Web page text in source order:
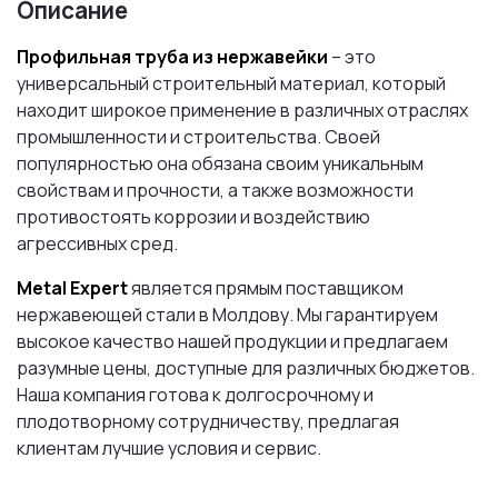
Описание
Профильная труба из нержавейки – это
универсальный строительный материал, который
находит широкое применение в различных отраслях
промышленности и строительства. Своей
популярностью она обязана своим уникальным
свойствам и прочности, а также возможности
противостоять коррозии и воздействию
агрессивных сред.
Metal Expertявляется прямым поставщиком
нержавеющей стали в Молдову. Мы гарантируем
высокое качество нашей продукции и предлагаем
разумные цены, доступные для различных бюджетов.
Наша компания готова к долгосрочному и
плодотворному сотрудничеству, предлагая
клиентам лучшие условия и сервис.